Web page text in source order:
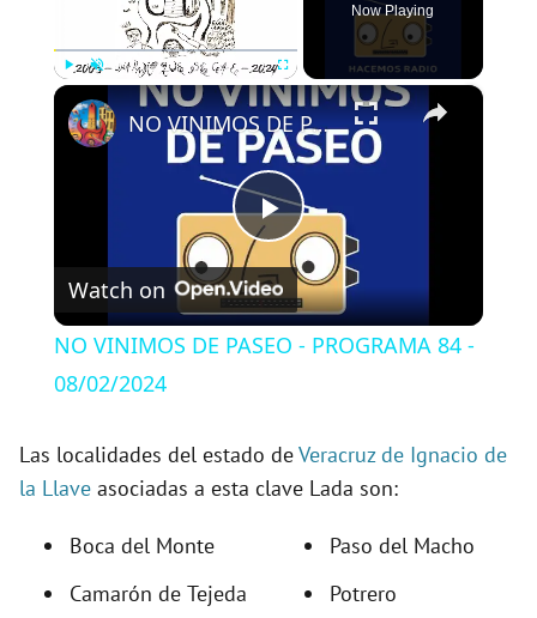
Fullscreen
Now Playing
×
P
l
y
NO VINIMOS DE PASEO - PROGRAMA 84 - 08/02/2024
Watch on
NO VINIMOS DE PASEO - PROGRAMA 84 -
08/02/2024
Las localidades del estado deVeracruz de Ignacio de
la Llave asociadas a esta clave Lada son:
Boca del Monte
Camarón de Tejeda
Paso del Macho
Potrero